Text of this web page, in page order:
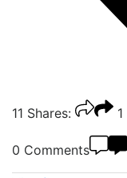
11 Shares: 1
0 Comments